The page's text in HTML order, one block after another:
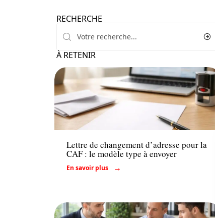
RECHERCHE
À RETENIR
Immo
Lettre de changement d’adresse pour la
CAF : le modèle type à envoyer
En savoir plus